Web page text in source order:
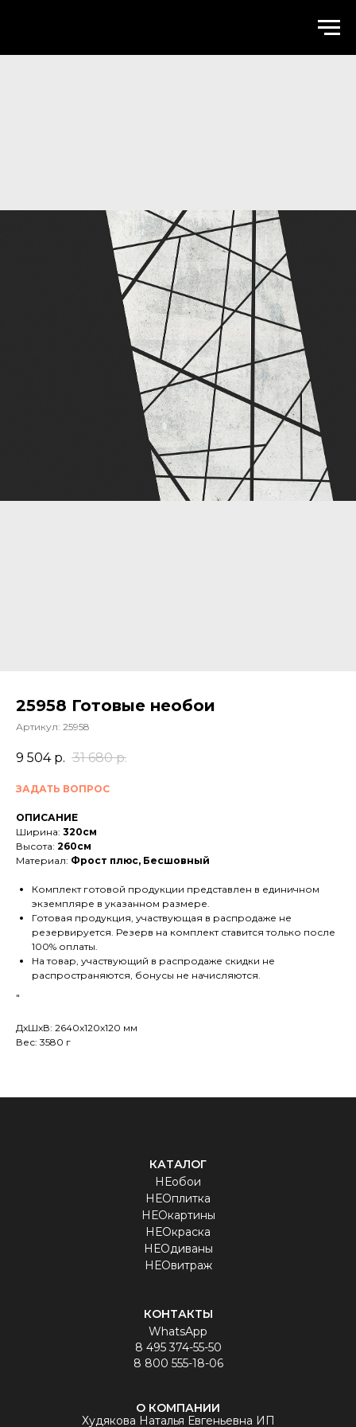
25958 Готовые необои
Артикул: 25958
9 504 р. 31 680 р.
ЗАДАТЬ ВОПРОС
ОПИСАНИЕ
Ширина: 320см
Высота: 260см
Материал: Фрост плюс, Бесшовный
Комплект готовой продукции представлен в единичном
экземпляре в указанном размере.
Готовая продукция, участвующая в распродаже не
резервируется. Резерв на комплект ставится только после
100% оплаты.
На товар, участвующий в распродаже скидки не
распространяются, бонусы не начисляются.
"
ДxШxВ: 2640x120x120 мм
Вес: 3580 г
КАТАЛОГ
НЕобои
НЕОплитка
НЕОкартины
НЕОкраска
НЕОдиваны
НЕОвитраж
КОНТАКТЫ
WhatsApp
8 495 374-55-50
8 800 555-18-06
Худякова Наталья Евгеньевна ИП
О КОМПАНИИ